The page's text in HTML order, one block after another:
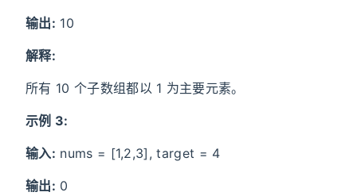
输出: 10
解释:
所有 10 个子数组都以 1 为主要元素。
示例 3:
输入: nums = [1,2,3], target = 4
输出: 0